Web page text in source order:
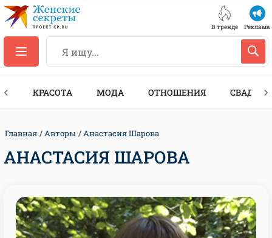
В тренде Реклама
КРАСОТА МОДА ОТНОШЕНИЯ СВАДЬБА
Главная Авторы Анастасия Шарова
АНАСТАСИЯ ШАРОВА